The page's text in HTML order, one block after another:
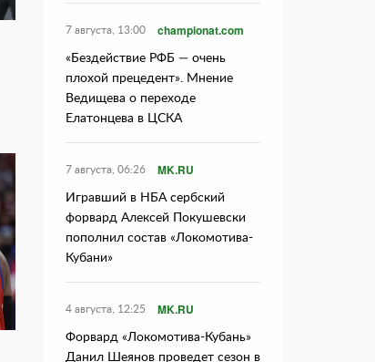
7 августа, 13:00 championat.com
«Бездействие РФБ — очень
плохой прецедент». Мнение
Ведищева о переходе
Елатонцева в ЦСКА
7 августа, 06:26 MK.RU
Игравший в НБА сербский
форвард Алексей Покушевски
пополнил состав «Локомотива-
Кубани»
4 августа, 12:25 MK.RU
Форвард «Локомотива-Кубань»
Данил Шеянов проведет сезон в